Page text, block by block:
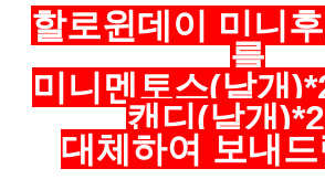
할로윈데이 미니
를
미니멘토스(낱개
캔디(낱개
대체하여 보내